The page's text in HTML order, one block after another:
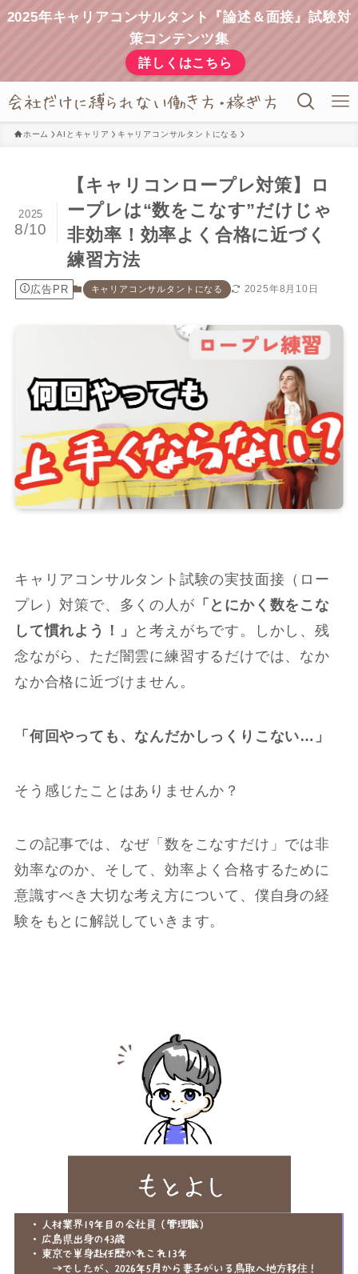
2025年キャリアコンサルタント『論述＆面接』試験対
策コンテンツ集
詳しくはこちら
ホーム AIとキャリア キャリアコンサルタントになる
【キャリコンロープレ対策】ロ
ープレは“数をこなす”だけじゃ
非効率！効率よく合格に近づく
練習方法
2025
8/10
広告PR キャリアコンサルタントになる 2025年8月10日
キャリアコンサルタント試験の実技面接（ロー
プレ）対策で、多くの人が 「とにかく数をこな
して慣れよう！」
と考えがちです。しかし、残
念ながら、ただ闇雲に練習するだけでは、なか
なか合格に近づけません。
「何回やっても、なんだかしっくりこない…」
そう感じたことはありませんか？
この記事では、なぜ「数をこなすだけ」では非
効率なのか、そして、効率よく合格するために
意識すべき大切な考え方について、僕自身の経
験をもとに解説していきます。